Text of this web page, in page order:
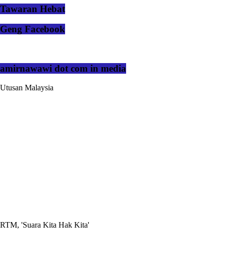
Tawaran Hebat
Geng Facebook
amirnawawi dot com in media
Utusan Malaysia
RTM, 'Suara Kita Hak Kita'